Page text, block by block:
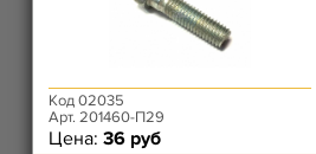
Код 02035
Арт. 201460-П29
Цена: 36 руб